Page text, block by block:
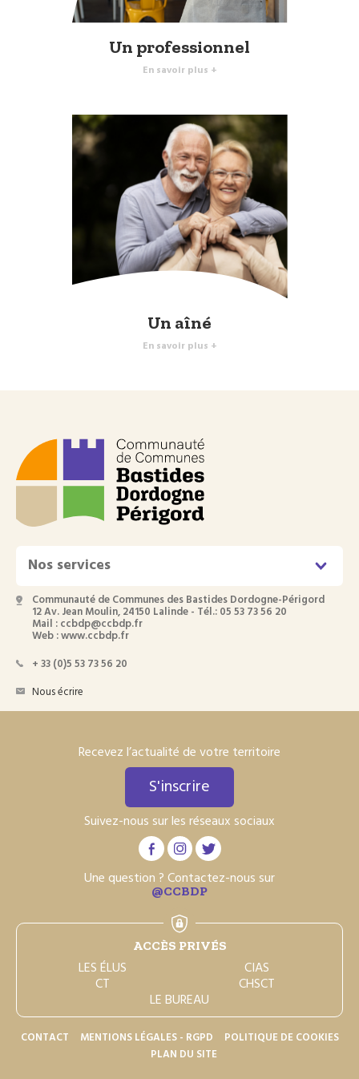
Un professionnel
En savoir plus +
Un aîné
En savoir plus +
Nos services
Communauté de Communes des Bastides Dordogne-Périgord
12 Av. Jean Moulin, 24150 Lalinde - Tél.: 05 53 73 56 20
Mail : ccbdp@ccbdp.fr
Web : www.ccbdp.fr
+ 33 (0)5 53 73 56 20
Nous écrire
Recevez l’actualité de votre territoire
S'inscrire
Suivez-nous sur les réseaux sociaux
Une question ? Contactez-nous sur
@CCBDP
ACCÈS PRIVÉS
LES ÉLUS CIAS
CT CHSCT
LE BUREAU
CONTACT MENTIONS LÉGALES - RGPD
POLITIQUE DE COOKIES
PLAN DU SITE